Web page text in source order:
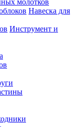
молотков
Навеска для
Инструмент и